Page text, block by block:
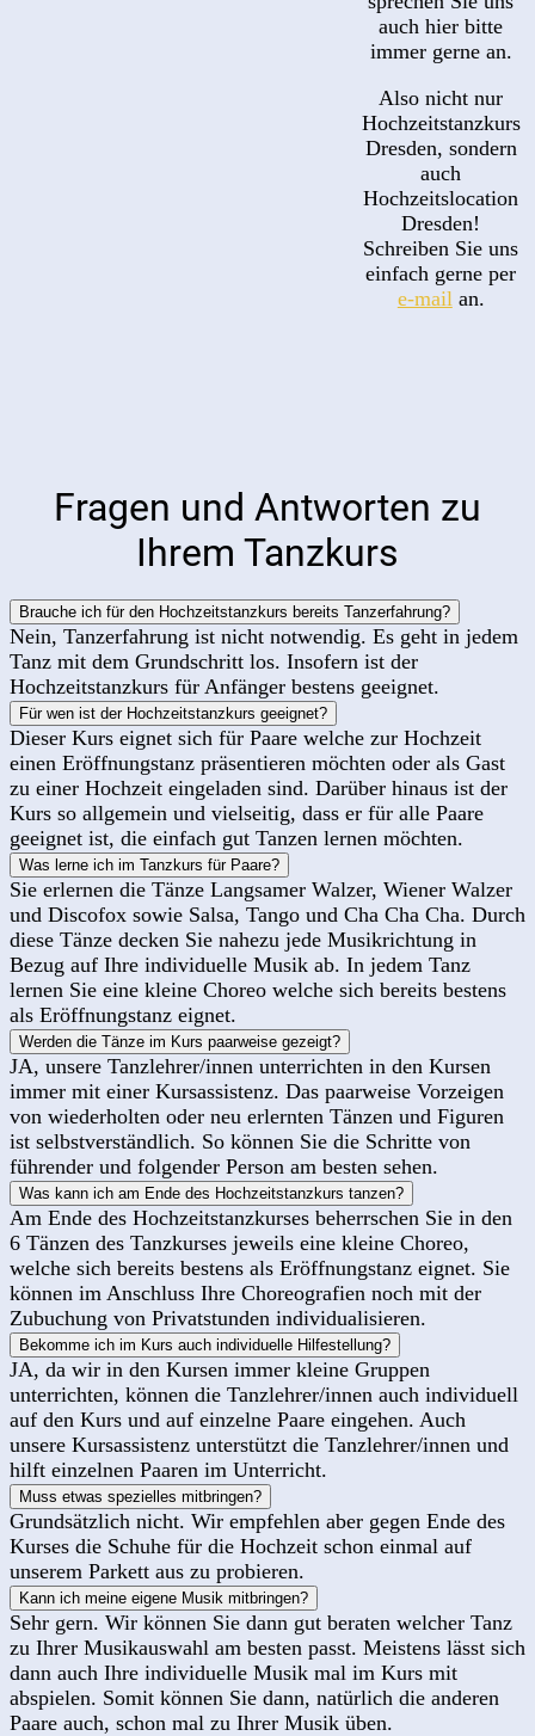
auch hier bitte
immer gerne an.
Also nicht nur
Hochzeitstanzkurs
Dresden, sondern
auch
Hochzeitslocation
Dresden!
Schreiben Sie uns
einfach gerne per
e-mail an.
Fragen und Antworten zu
Ihrem Tanzkurs
Brauche ich für den Hochzeitstanzkurs bereits Tanzerfahrung?
Nein, Tanzerfahrung ist nicht notwendig. Es geht in jedem
Tanz mit dem Grundschritt los. Insofern ist der
Hochzeitstanzkurs für Anfänger bestens geeignet.
Für wen ist der Hochzeitstanzkurs geeignet?
Dieser Kurs eignet sich für Paare welche zur Hochzeit
einen Eröffnungstanz präsentieren möchten oder als Gast
zu einer Hochzeit eingeladen sind. Darüber hinaus ist der
Kurs so allgemein und vielseitig, dass er für alle Paare
geeignet ist, die einfach gut Tanzen lernen möchten.
Was lerne ich im Tanzkurs für Paare?
Sie erlernen die Tänze Langsamer Walzer, Wiener Walzer
und Discofox sowie Salsa, Tango und Cha Cha Cha. Durch
diese Tänze decken Sie nahezu jede Musikrichtung in
Bezug auf Ihre individuelle Musik ab. In jedem Tanz
lernen Sie eine kleine Choreo welche sich bereits bestens
als Eröffnungstanz eignet.
Werden die Tänze im Kurs paarweise gezeigt?
JA, unsere Tanzlehrer/innen unterrichten in den Kursen
immer mit einer Kursassistenz. Das paarweise Vorzeigen
von wiederholten oder neu erlernten Tänzen und Figuren
ist selbstverständlich. So können Sie die Schritte von
führender und folgender Person am besten sehen.
Was kann ich am Ende des Hochzeitstanzkurs tanzen?
Am Ende des Hochzeitstanzkurses beherrschen Sie in den
6 Tänzen des Tanzkurses jeweils eine kleine Choreo,
welche sich bereits bestens als Eröffnungstanz eignet. Sie
können im Anschluss Ihre Choreografien noch mit der
Zubuchung von Privatstunden individualisieren.
Bekomme ich im Kurs auch individuelle Hilfestellung?
JA, da wir in den Kursen immer kleine Gruppen
unterrichten, können die Tanzlehrer/innen auch individuell
auf den Kurs und auf einzelne Paare eingehen. Auch
unsere Kursassistenz unterstützt die Tanzlehrer/innen und
hilft einzelnen Paaren im Unterricht.
Muss etwas spezielles mitbringen?
Grundsätzlich nicht. Wir empfehlen aber gegen Ende des
Kurses die Schuhe für die Hochzeit schon einmal auf
unserem Parkett aus zu probieren.
Kann ich meine eigene Musik mitbringen?
Sehr gern. Wir können Sie dann gut beraten welcher Tanz
zu Ihrer Musikauswahl am besten passt. Meistens lässt sich
dann auch Ihre individuelle Musik mal im Kurs mit
abspielen. Somit können Sie dann, natürlich die anderen
Paare auch, schon mal zu Ihrer Musik üben.